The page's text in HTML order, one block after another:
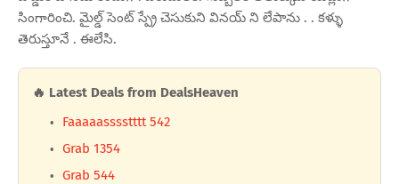
సింగారించి. మైల్డ్ సెంట్ స్ప్రే చెసుకుని వినయ్ ని లేపాను . . కళ్ళు
తెరుస్తూనే . ఈలేసి.
🔥 Latest Deals from DealsHeaven
Faaaaasssstttt 542
Grab 1354
Grab 544